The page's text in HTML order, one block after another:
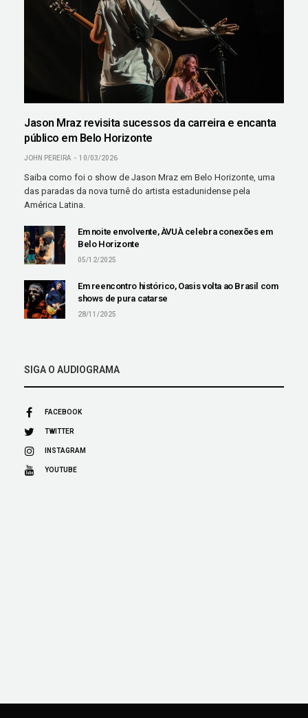
Jason Mraz revisita sucessos da carreira e encanta
público em Belo Horizonte
JOHN PEREIRA 10/03/2026
Saiba como foi o show de Jason Mraz em Belo Horizonte, uma
das paradas da nova turnê do artista estadunidense pela
América Latina.
Em noite envolvente, ÀVUÀ celebra conexões em
Belo Horizonte
05/12/2025
Em reencontro histórico, Oasis volta ao Brasil com
shows de pura catarse
28/11/2025
SIGA O AUDIOGRAMA
FACEBOOK
TWITTER
INSTAGRAM
YOUTUBE